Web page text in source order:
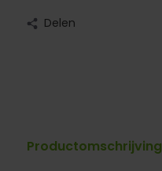
Delen
Productomschrijving